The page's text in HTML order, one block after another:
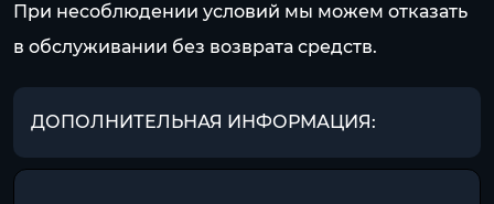
При несоблюдении условий мы можем отказать
в обслуживании без возврата средств.
ДОПОЛНИТЕЛЬНАЯ ИНФОРМАЦИЯ: